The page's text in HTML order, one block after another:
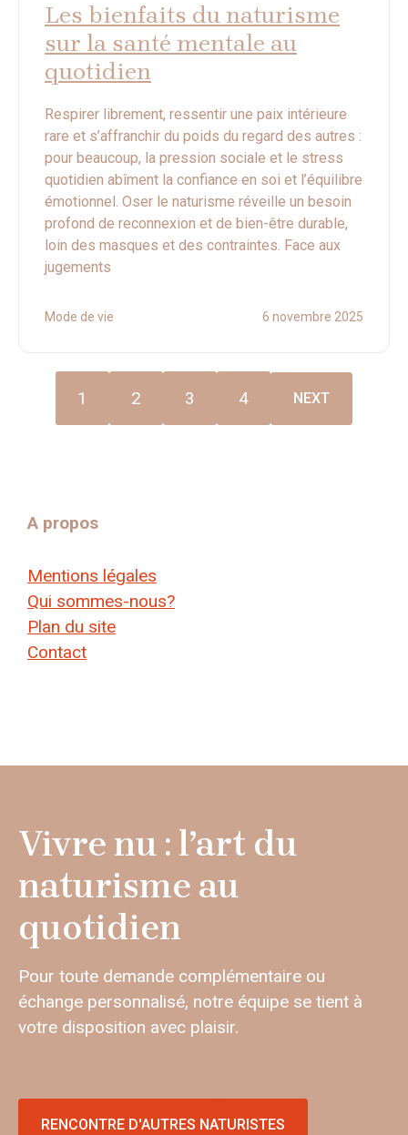
Les bienfaits du naturisme
sur la santé mentale au
quotidien
Respirer librement, ressentir une paix intérieure
rare et s’affranchir du poids du regard des autres :
pour beaucoup, la pression sociale et le stress
quotidien abîment la confiance en soi et l’équilibre
émotionnel. Oser le naturisme réveille un besoin
profond de reconnexion et de bien-être durable,
loin des masques et des contraintes. Face aux
jugements
Mode de vie 6 novembre 2025
1 2 3 4 NEXT
A propos
Mentions légales
Qui sommes-nous?
Plan du site
Contact
Vivre nu : l’art du
naturisme au
quotidien
Pour toute demande complémentaire ou
échange personnalisé, notre équipe se tient à
votre disposition avec plaisir.
RENCONTRE D'AUTRES NATURISTES